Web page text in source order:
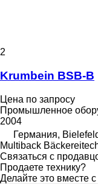
2
Krumbein BSB-B
Цена по запросу
Промышленное
2004
Германия,
Multiback
Связаться с
Продаете технику?
Делайте это вместе